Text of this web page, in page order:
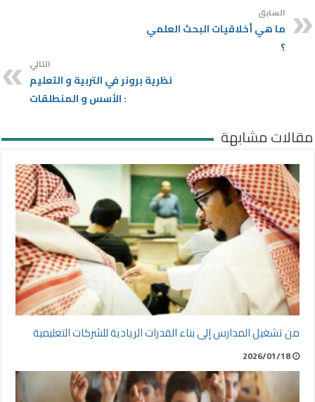
السابق
ما هي أخلاقيات البحث العلمي
؟
التالي
نظرية برونر في التربية و التعليم
: الأسس و المنطلقات
مقالات مشابهة
من تشغيل المدارس إلى بناء القدرات الريادية للشركات التعليمية
2026/01/18